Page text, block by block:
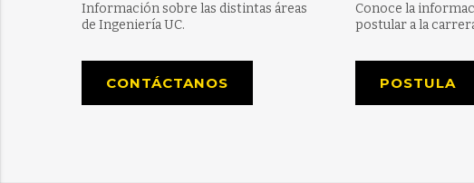
Información sobre las distintas áreas
de Ingeniería UC.
CONTÁCTANOS
Conoce la
postular a la
POSTULA